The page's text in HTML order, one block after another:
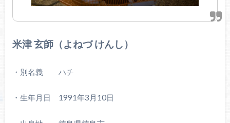
米津 玄師（よねづ けんし）
・別名義 ハチ
・生年月日 1991年3月10日